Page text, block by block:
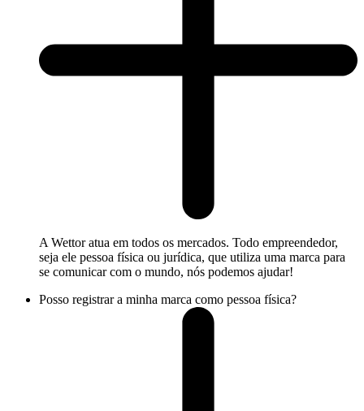
A Wettor atua em todos os mercados. Todo empreendedor,
seja ele pessoa física ou jurídica, que utiliza uma marca para
se comunicar com o mundo, nós podemos ajudar!
Posso registrar a minha marca como pessoa física?